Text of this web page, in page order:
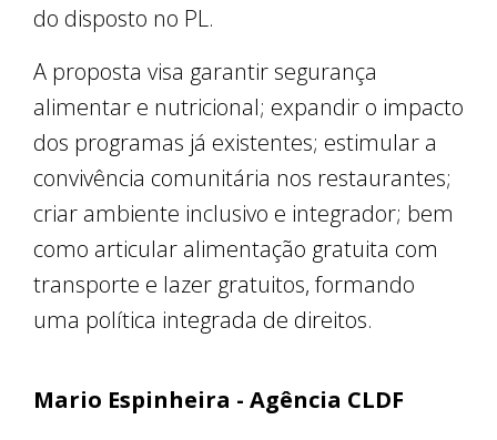
do disposto no PL.
A proposta visa garantir segurança
alimentar e nutricional; expandir o impacto
dos programas já existentes; estimular a
convivência comunitária nos restaurantes;
criar ambiente inclusivo e integrador; bem
como articular alimentação gratuita com
transporte e lazer gratuitos, formando
uma política integrada de direitos.
Mario Espinheira - Agência CLDF